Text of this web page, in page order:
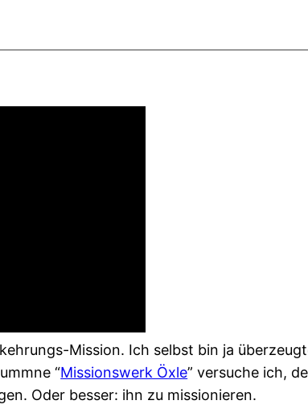
Mission. Ich selbst bin ja
“Missionswerk Öxle” versuche ich,
Oder besser: ihn zu missionieren.